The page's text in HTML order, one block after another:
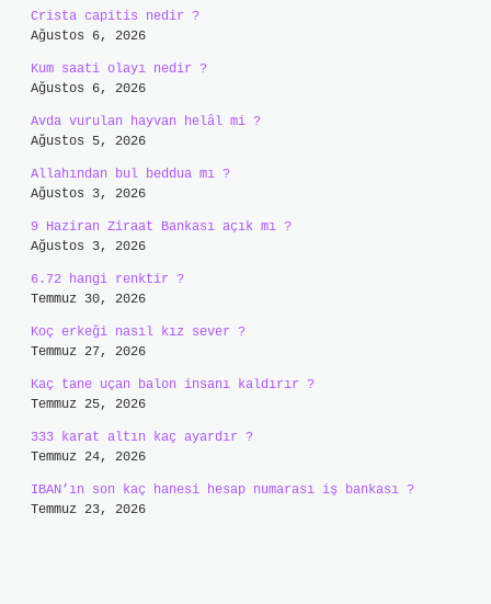
Crista capitis nedir ?
Ağustos 6, 2026
Kum saati olayı nedir ?
Ağustos 6, 2026
Avda vurulan hayvan helâl mi ?
Ağustos 5, 2026
Allahından bul beddua mı ?
Ağustos 3, 2026
9 Haziran Ziraat Bankası açık mı ?
Ağustos 3, 2026
6.72 hangi renktir ?
Temmuz 30, 2026
Koç erkeği nasıl kız sever ?
Temmuz 27, 2026
Kaç tane uçan balon insanı kaldırır ?
Temmuz 25, 2026
333 karat altın kaç ayardır ?
Temmuz 24, 2026
IBAN’ın son kaç hanesi hesap numarası iş bankası ?
Temmuz 23, 2026